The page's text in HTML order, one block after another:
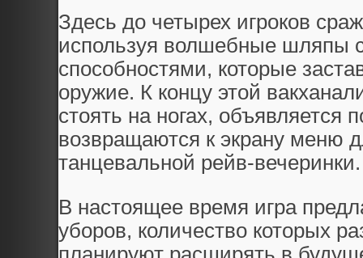
Здесь до четырех игроков
используя волшебные шляпы
способностями, которые
оружие. К концу этой
стоять на ногах, объявляется
возвращаются к экрану меню
танцевальной рейв-вечеринки.
В настоящее время игра
уборов, количество которых